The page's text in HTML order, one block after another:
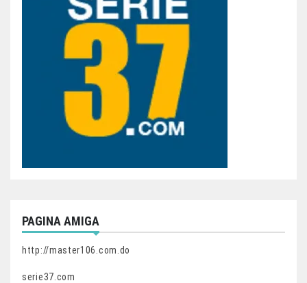
PAGINA AMIGA
http://master106.com.do
serie37.com